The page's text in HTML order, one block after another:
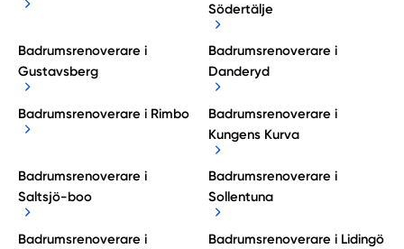
Södertälje
Badrumsrenoverare i
Gustavsberg
Badrumsrenoverare i
Danderyd
Badrumsrenoverare i Rimbo
Badrumsrenoverare i
Kungens Kurva
Badrumsrenoverare i
Saltsjö-boo
Badrumsrenoverare i
Sollentuna
Badrumsrenoverare i Badrumsrenoverare i Lidingö